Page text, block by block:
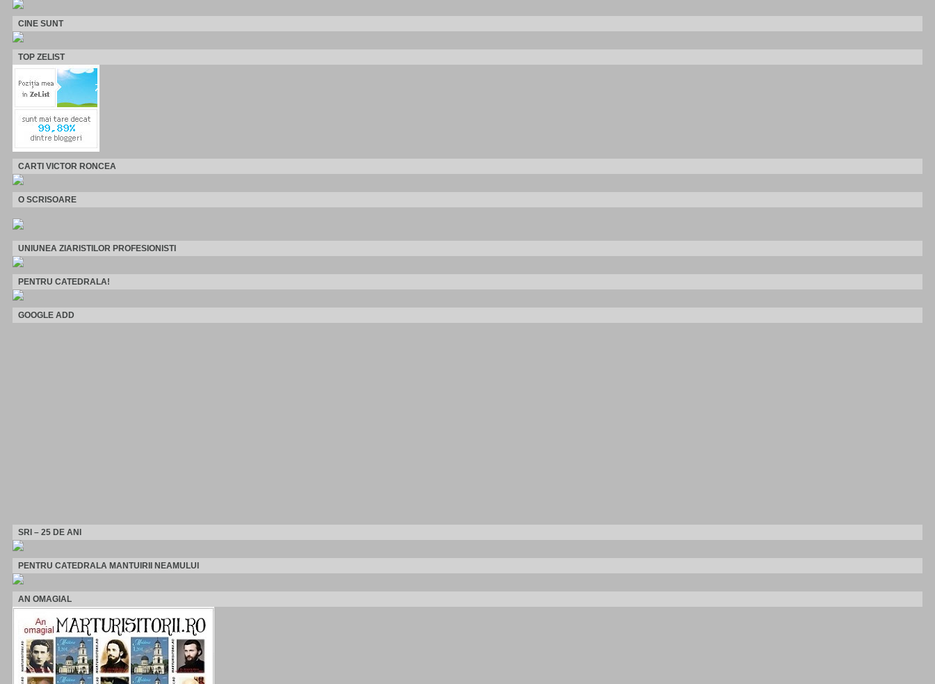
CINE SUNT
TOP ZELIST
CARTI VICTOR RONCEA
O SCRISOARE
UNIUNEA ZIARISTILOR PROFESIONISTI
PENTRU CATEDRALA!
GOOGLE ADD
SRI – 25 DE ANI
PENTRU CATEDRALA MANTUIRII NEAMULUI
AN OMAGIAL